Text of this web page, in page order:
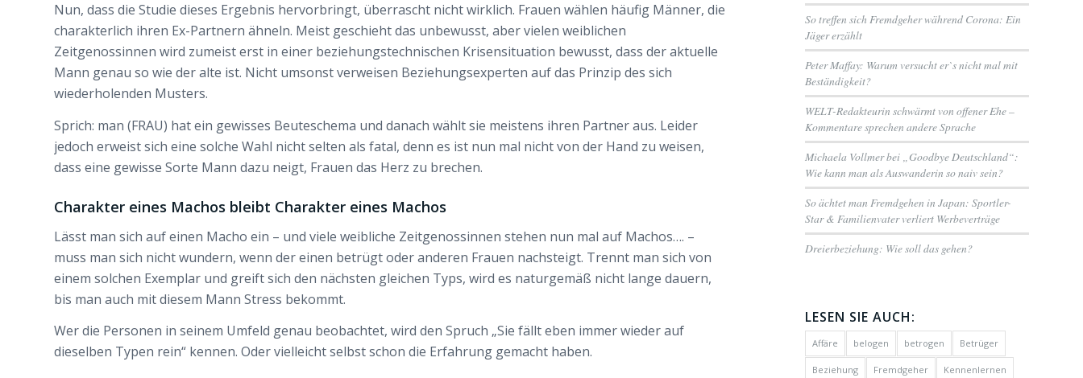
Nun, dass die Studie dieses Ergebnis hervorbringt, überrascht nicht wirklich. Frauen wählen häufig Männer, die
charakterlich ihren Ex-Partnern ähneln. Meist geschieht das unbewusst, aber vielen weiblichen
Zeitgenossinnen wird zumeist erst in einer beziehungstechnischen Krisensituation bewusst, dass der aktuelle
Mann genau so wie der alte ist. Nicht umsonst verweisen Beziehungsexperten auf das Prinzip des sich
wiederholenden Musters.
Sprich: man (FRAU) hat ein gewisses Beuteschema und danach wählt sie meistens ihren Partner aus. Leider
jedoch erweist sich eine solche Wahl nicht selten als fatal, denn es ist nun mal nicht von der Hand zu weisen,
dass eine gewisse Sorte Mann dazu neigt, Frauen das Herz zu brechen.
Charakter eines Machos bleibt Charakter eines Machos
Lässt man sich auf einen Macho ein – und viele weibliche Zeitgenossinnen stehen nun mal auf Machos…. –
muss man sich nicht wundern, wenn der einen betrügt oder anderen Frauen nachsteigt. Trennt man sich von
einem solchen Exemplar und greift sich den nächsten gleichen Typs, wird es naturgemäß nicht lange dauern,
bis man auch mit diesem Mann Stress bekommt.
Wer die Personen in seinem Umfeld genau beobachtet, wird den Spruch „Sie fällt eben immer wieder auf
dieselben Typen rein“ kennen. Oder vielleicht selbst schon die Erfahrung gemacht haben.
So treffen sich Fremdgeher während Corona: Ein
Jäger erzählt
Peter Maffay: Warum versucht er`s nicht mal mit
Beständigkeit?
WELT-Redakteurin schwärmt von offener Ehe –
Kommentare sprechen andere Sprache
Michaela Vollmer bei „Goodbye Deutschland“:
Wie kann man als Auswanderin so naiv sein?
So ächtet man Fremdgehen in Japan: Sportler-
Star & Familienvater verliert Werbeverträge
Dreierbeziehung: Wie soll das gehen?
LESEN SIE AUCH:
Affäre belogen betrogen Betrüger
Beziehung Fremdgeher Kennenlernen